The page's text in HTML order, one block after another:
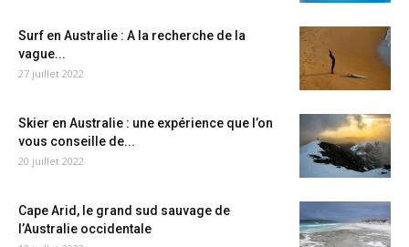
Surf en Australie : A la recherche de la
vague...
27 juillet 2022
Skier en Australie : une expérience que l’on
vous conseille de...
20 juillet 2022
Cape Arid, le grand sud sauvage de
l’Australie occidentale